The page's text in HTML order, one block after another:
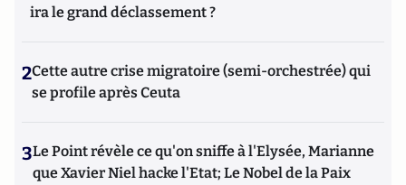
ira le grand déclassement ?
2Cette autre crise migratoire (semi-orchestrée) qui
se profile après Ceuta
3Le Point révèle ce qu'on sniffe à l'Elysée, Marianne
que Xavier Niel hacke l'Etat; Le Nobel de la Paix